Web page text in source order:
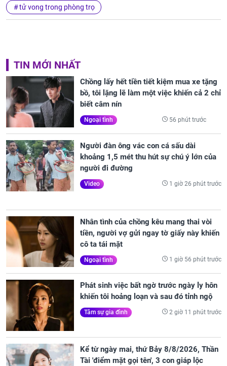
tử vong trong phòng trọ
TIN MỚI NHẤT
Chồng lấy hết tiền tiết kiệm mua xe tặng
bồ, tôi lặng lẽ làm một việc khiến cả 2 chỉ
biết câm nín
Ngoại tình 56 phút trước
Người đàn ông vác con cá sấu dài
khoảng 1,5 mét thu hút sự chú ý lớn của
người đi đường
Video 1 giờ 26 phút trước
Nhân tình của chồng kêu mang thai vòi
tiền, người vợ gửi ngay tờ giấy này khiến
cô ta tái mặt
Ngoại tình 1 giờ 56 phút trước
Phát sinh việc bất ngờ trước ngày ly hôn
khiến tôi hoảng loạn và sau đó tỉnh ngộ
Tâm sự gia đình 2 giờ 11 phút trước
Kể từ ngày mai, thứ Bảy 8/8/2026, Thần
Tài 'điểm mặt gọi tên', 3 con giáp lộc